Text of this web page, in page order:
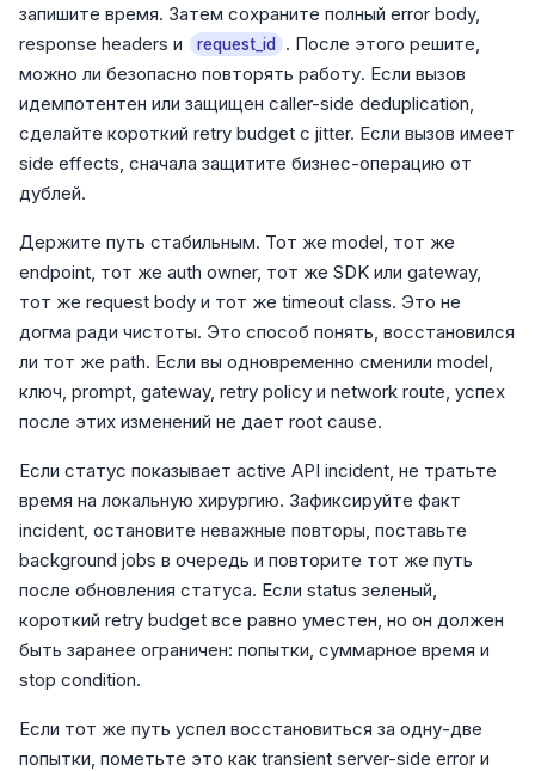
запишите время. Затем сохраните полный error body,
response headers и
request_id
. После этого решите,
можно ли безопасно повторять работу. Если вызов
идемпотентен или защищен caller-side deduplication,
сделайте короткий retry budget с jitter. Если вызов имеет
side effects, сначала защитите бизнес-операцию от
дублей.
Держите путь стабильным. Тот же model, тот же
endpoint, тот же auth owner, тот же SDK или gateway,
тот же request body и тот же timeout class. Это не
догма ради чистоты. Это способ понять, восстановился
ли тот же path. Если вы одновременно сменили model,
ключ, prompt, gateway, retry policy и network route, успех
после этих изменений не дает root cause.
Если статус показывает active API incident, не тратьте
время на локальную хирургию. Зафиксируйте факт
incident, остановите неважные повторы, поставьте
background jobs в очередь и повторите тот же путь
после обновления статуса. Если status зеленый,
короткий retry budget все равно уместен, но он должен
быть заранее ограничен: попытки, суммарное время и
stop condition.
Если тот же путь успел восстановиться за одну-две
попытки, пометьте это как transient server-side error и